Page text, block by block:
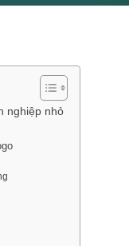
nghiệp nhỏ